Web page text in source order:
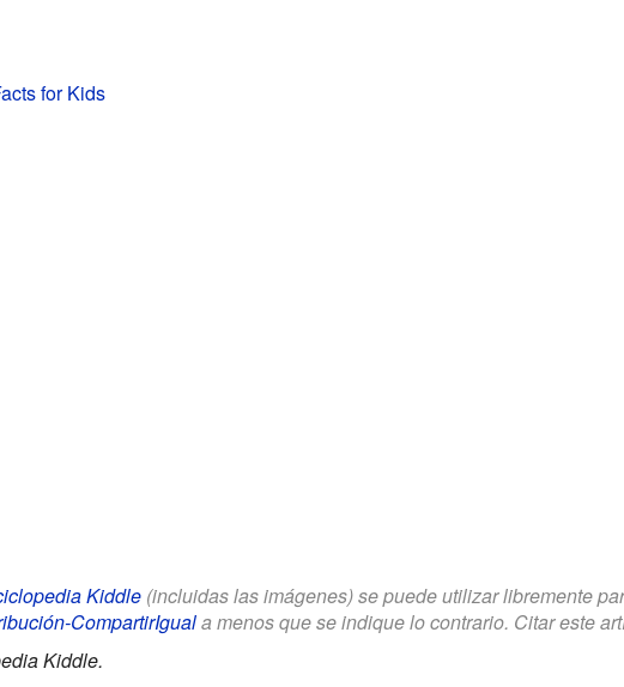
for Kids
Kiddle(incluidas las imágenes) se puede utilizar libremente
CompartirIguala menos que se indique lo contrario. Citar este
Kiddle.